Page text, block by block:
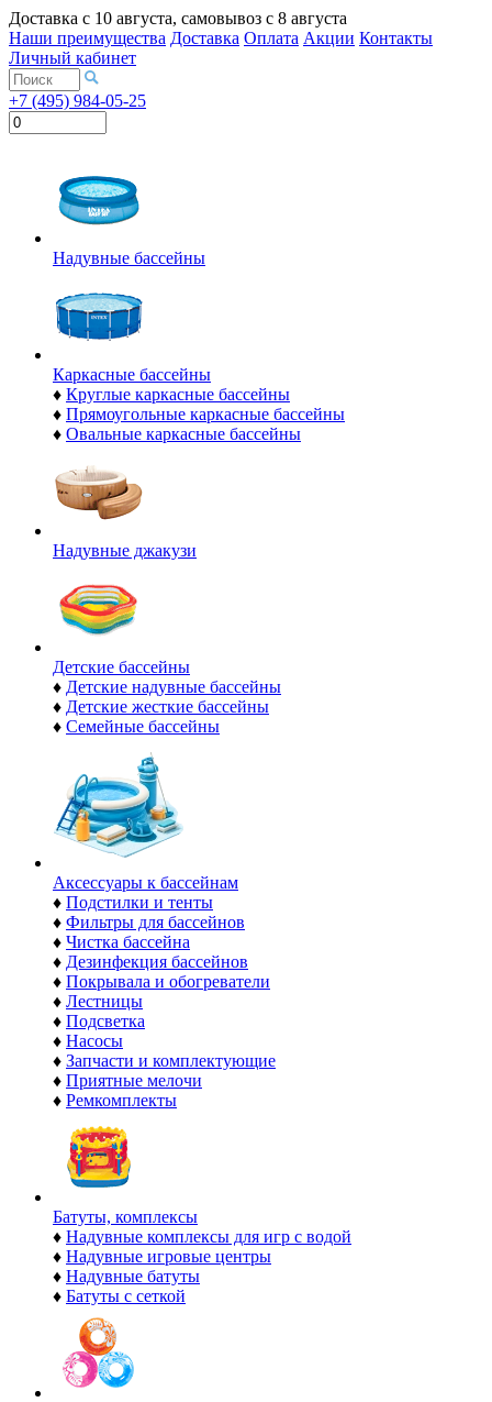
Доставка с 10 августа, самовывоз с 8 августа
Наши преимущества Доставка Оплата Акции Контакты
Личный кабинет
+7 (495) 984-05-25
Надувные бассейны
Каркасные бассейны
♦ Круглые каркасные бассейны
♦ Прямоугольные каркасные бассейны
♦ Овальные каркасные бассейны
Надувные джакузи
Детские бассейны
♦ Детские надувные бассейны
♦ Детские жесткие бассейны
♦ Семейные бассейны
Аксессуары к бассейнам
♦ Подстилки и тенты
♦ Фильтры для бассейнов
♦ Чистка бассейна
♦ Дезинфекция бассейнов
♦ Покрывала и обогреватели
♦ Лестницы
♦ Подсветка
♦ Насосы
♦ Запчасти и комплектующие
♦ Приятные мелочи
♦ Ремкомплекты
Батуты, комплексы
♦ Надувные комплексы для игр с водой
♦ Надувные игровые центры
♦ Надувные батуты
♦ Батуты с сеткой